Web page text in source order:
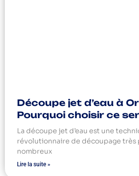
Découpe jet d’eau à
Pourquoi choisir ce
La découpe jet d’eau est une
révolutionnaire de découpage très
nombreux
Lire la suite »